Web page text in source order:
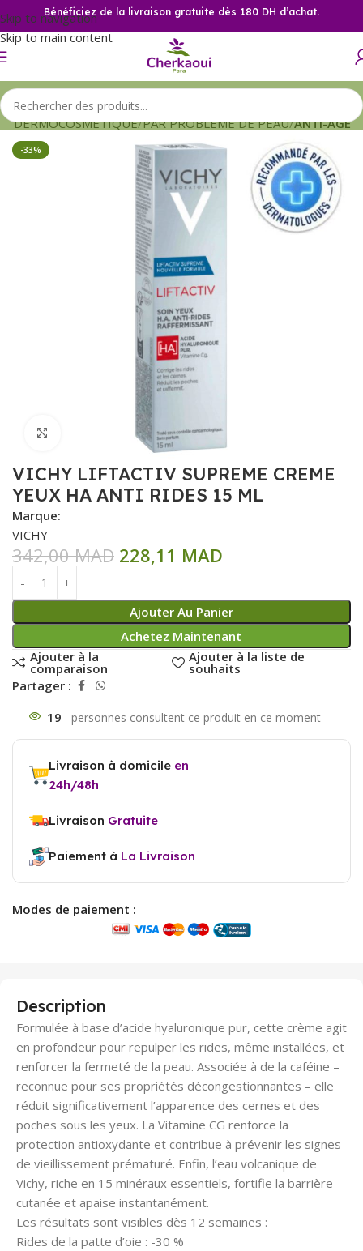
Skip to navigation
Skip to main content
Bénéficiez de la livraison gratuite dès 180 DH d’achat.
DERMOCOSMETIQUE PAR PROBLEME DE PEAU ANTI-AGE
-33%
Click to enlarge
VICHY LIFTACTIV SUPREME CREME
YEUX HA ANTI RIDES 15 ML
Marque:
VICHY
342,00MAD 228,11 MAD
Ajouter Au Panier
Achetez Maintenant
Ajouter à la
comparaison
Ajouter à la liste de
souhaits
Partager :
19
Livraison à domicile en
24h/48h
Livraison Gratuite
Paiement à La Livraison
Modes de paiement :
Description
Formulée à base d’acide hyaluronique pur, cette crème agit
en profondeur pour repulper les rides, même installées, et
renforcer la fermeté de la peau. Associée à de la caféine –
reconnue pour ses propriétés décongestionnantes – elle
réduit significativement l’apparence des cernes et des
poches sous les yeux. La Vitamine CG renforce la
protection antioxydante et contribue à prévenir les signes
de vieillissement prématuré. Enfin, l’eau volcanique de
Vichy, riche en 15 minéraux essentiels, fortifie la barrière
cutanée et apaise instantanément.
Les résultats sont visibles dès 12 semaines :
Rides de la patte d’oie : -30 %